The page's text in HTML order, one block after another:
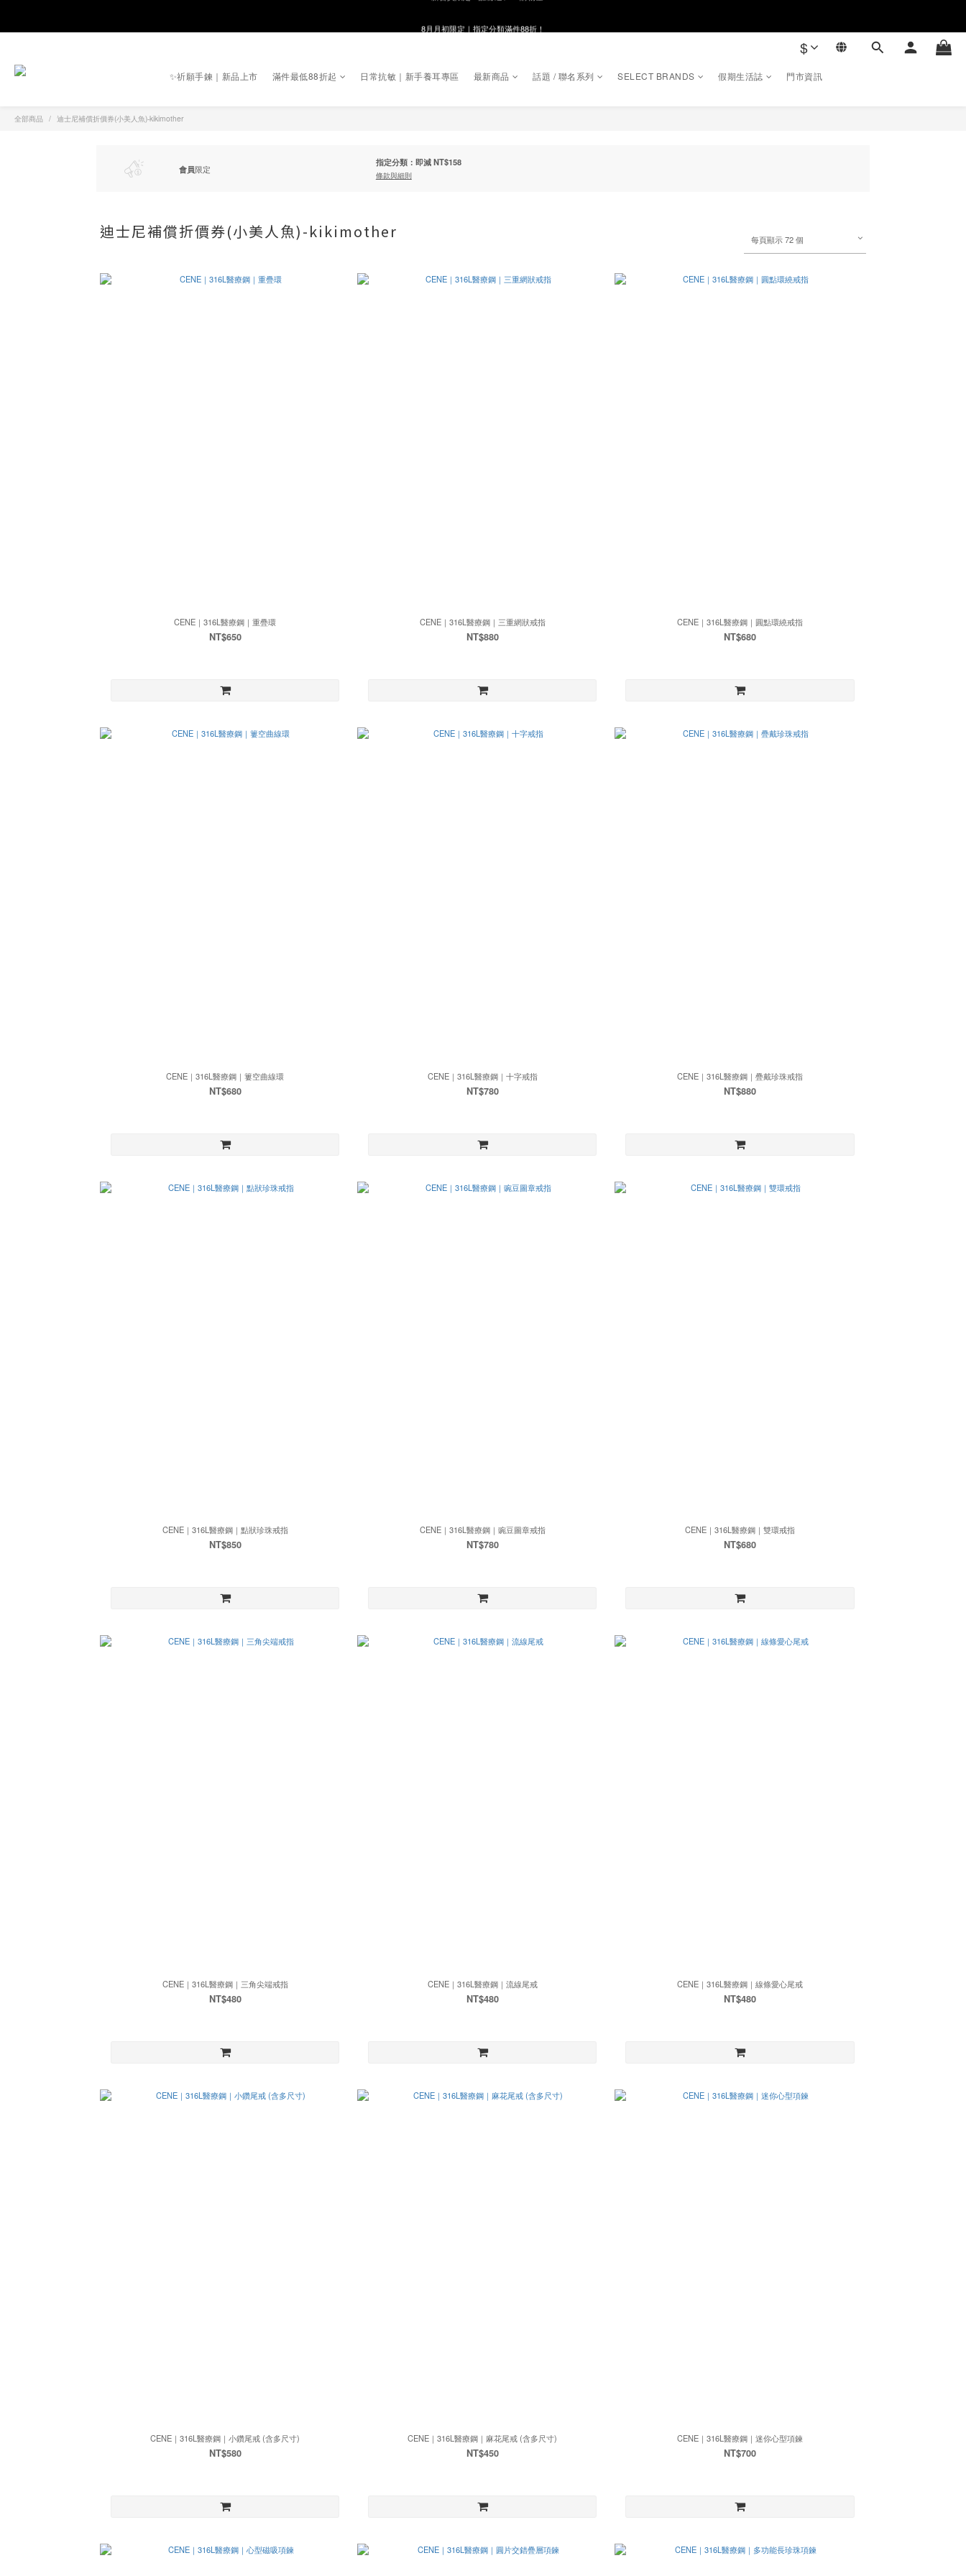
🌸新會員限定🌸註冊送$100購物金
$
✨祈願手鍊｜新品上市 滿件最低88折起 日常抗敏｜新手養耳專區 最新商品 話題 / 聯名系列 SELECT BRANDS 假期生活誌 門市資訊
全部商品 迪士尼補償折價券(小美人魚)-kikimother
會員限定
指定分類：即減 NT$158
條款與細則
迪士尼補償折價券(小美人魚)-kikimother 每頁顯示 72 個
CENE｜316L醫療鋼｜重疊環
NT$650
CENE｜316L醫療鋼｜三重網狀戒指
NT$880
CENE｜316L醫療鋼｜圓點環繞戒指
NT$680
CENE｜316L醫療鋼｜簍空曲線環
NT$680
CENE｜316L醫療鋼｜十字戒指
NT$780
CENE｜316L醫療鋼｜疊戴珍珠戒指
NT$880
CENE｜316L醫療鋼｜點狀珍珠戒指
NT$850
CENE｜316L醫療鋼｜豌豆圖章戒指
NT$780
CENE｜316L醫療鋼｜雙環戒指
NT$680
CENE｜316L醫療鋼｜三角尖端戒指
NT$480
CENE｜316L醫療鋼｜流線尾戒
NT$480
CENE｜316L醫療鋼｜線條愛心尾戒
NT$480
CENE｜316L醫療鋼｜小鑽尾戒 (含多尺寸)
NT$580
CENE｜316L醫療鋼｜麻花尾戒 (含多尺寸)
NT$450
CENE｜316L醫療鋼｜迷你心型項鍊
NT$700